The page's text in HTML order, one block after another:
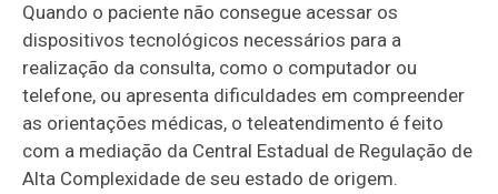
Quando o paciente não consegue acessar os
dispositivos tecnológicos necessários para a
realização da consulta, como o computador ou
telefone, ou apresenta dificuldades em compreender
as orientações médicas, o teleatendimento é feito
com a mediação da Central Estadual de Regulação de
Alta Complexidade de seu estado de origem.